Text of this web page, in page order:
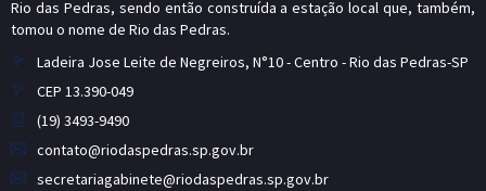
Rio das Pedras, sendo então construída a estação local que, também,
tomou o nome de Rio das Pedras.
Ladeira Jose Leite de Negreiros, N°10 - Centro - Rio das Pedras-SP
CEP 13.390-049
(19) 3493-9490
contato@riodaspedras.sp.gov.br
secretariagabinete@riodaspedras.sp.gov.br